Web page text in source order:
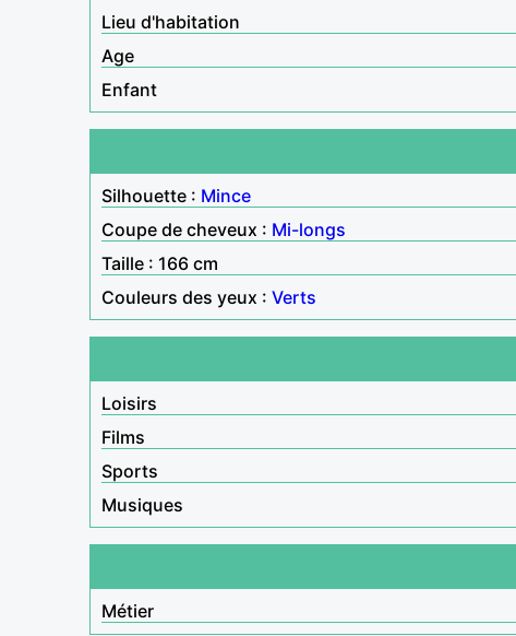
Lieu d'habitation
Age
Enfant
Silhouette : Mince
Coupe de cheveux : Mi-longs
Taille : 166 cm
Couleurs des yeux : Verts
Loisirs
Films
Sports
Musiques
Métier